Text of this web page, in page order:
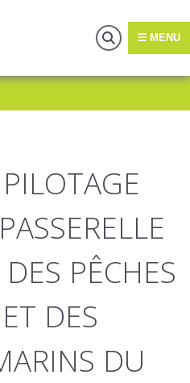
MENU
PÊCHES
DES
DU